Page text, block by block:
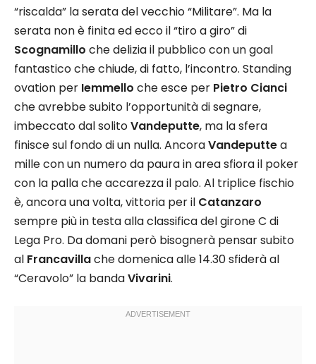
“riscalda” la serata del vecchio “Militare”. Ma la
serata non è finita ed ecco il “tiro a giro” di
Scognamillo che delizia il pubblico con un goal
fantastico che chiude, di fatto, l’incontro. Standing
ovation per Iemmello che esce per Pietro Cianci
che avrebbe subito l’opportunità di segnare,
imbeccato dal solitoVandeputte, ma la sfera
finisce sul fondo di un nulla. AncoraVandeputtea
mille con un numero da paura in area sfiora il poker
con la palla che accarezza il palo. Al triplice fischio
è, ancora una volta, vittoria per il Catanzaro
sempre più in testa alla classifica del girone C di
Lega Pro. Da domani però bisognerà pensar subito
al Francavillache domenica alle 14.30 sfiderà al
“Ceravolo” la bandaVivarini.